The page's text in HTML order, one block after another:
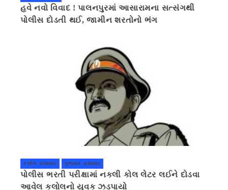
હવે નવો વિવાદ ! પાલનપુરમાં આસારામના સત્સંગથી
પોલીસ દોડતી થઈ, જામીન શરતોનો ભંગ
કલોલ સમાચાર ગુજરાત સમાચાર
પોલીસ ભરતી પરીક્ષામાં નકલી કોલ લેટર લઈને દોડવા
આવેલ કલોલનો યુવક ઝડપાયો